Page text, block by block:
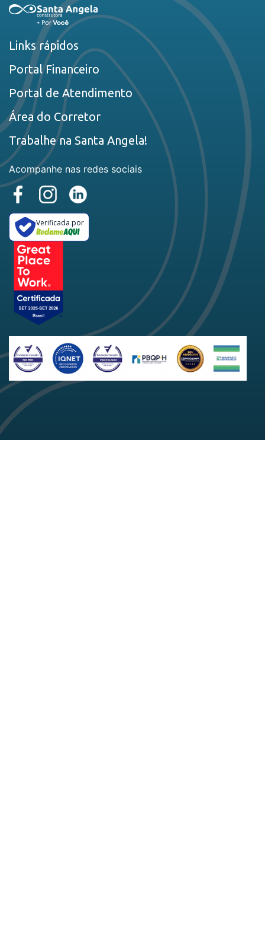
Links rápidos
Portal Financeiro
Portal de Atendimento
Área do Corretor
Trabalhe na Santa Angela!
Acompanhe nas redes sociais
Verificada por